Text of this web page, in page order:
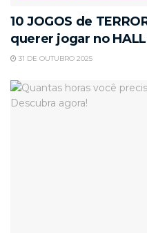
10 JOGOS de
querer jogar no
31 DE OUTUBRO 2025